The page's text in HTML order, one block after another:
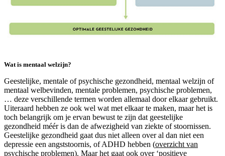
Wat is mentaal welzijn?
Geestelijke, mentale of psychische gezondheid, mentaal welzijn of
mentaal welbevinden, mentale problemen, psychische problemen,
… deze verschillende termen worden allemaal door elkaar gebruikt.
Uiteraard hebben ze ook wel wat met elkaar te maken, maar het is
toch belangrijk om je ervan bewust te zijn dat geestelijke
gezondheid méér is dan de afwezigheid van ziekte of stoornissen.
Geestelijke gezondheid gaat dus niet alleen over al dan niet een
depressie een angststoornis, of ADHD hebben (overzicht van
psychische problemen). Maar het gaat ook over ‘positieve